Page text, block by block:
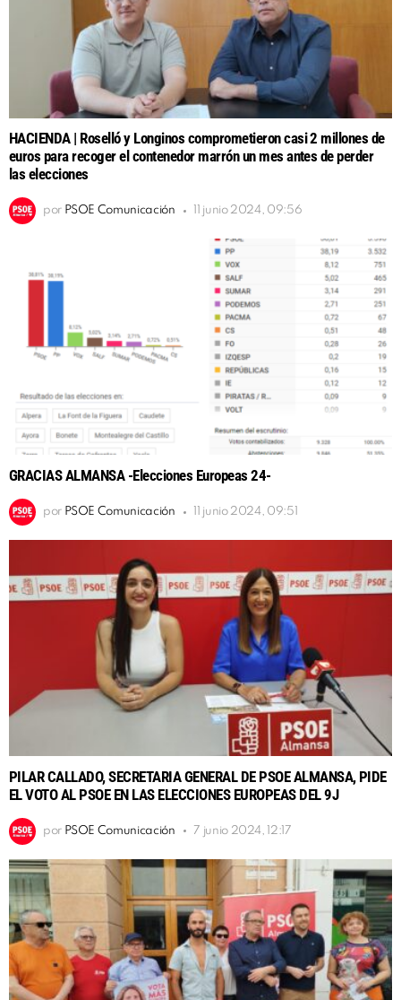
HACIENDA | Roselló y Longinos comprometieron casi 2 millones de
euros para recoger el contenedor marrón un mes antes de perder
las elecciones
por PSOE Comunicación 11 junio 2024, 09:56
GRACIAS ALMANSA -Elecciones Europeas 24-
por PSOE Comunicación 11 junio 2024, 09:51
PILAR CALLADO, SECRETARIA GENERAL DE PSOE ALMANSA, PIDE
EL VOTO AL PSOE EN LAS ELECCIONES EUROPEAS DEL 9J
por PSOE Comunicación 7 junio 2024, 12:17